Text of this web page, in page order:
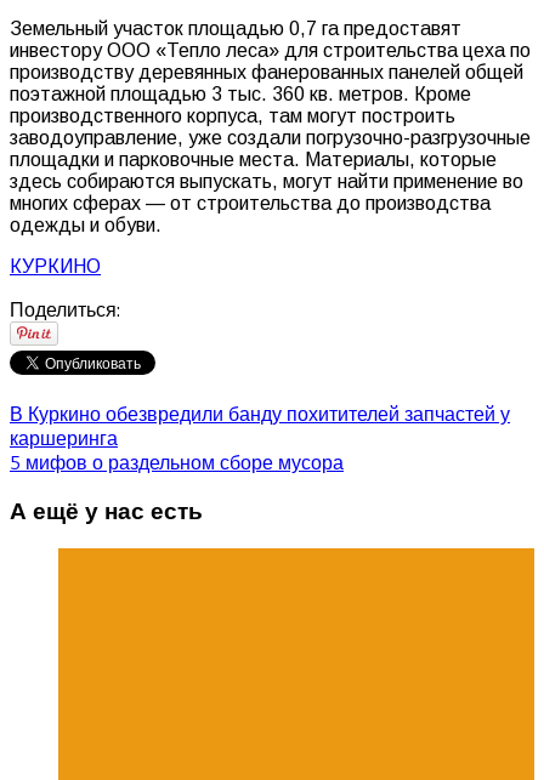
Земельный участок площадью 0,7 га предоставят
инвестору ООО «Тепло леса» для строительства цеха по
производству деревянных фанерованных панелей общей
поэтажной площадью 3 тыс. 360 кв. метров. Кроме
производственного корпуса, там могут построить
заводоуправление, уже создали погрузочно-разгрузочные
площадки и парковочные места. Материалы, которые
здесь собираются выпускать, могут найти применение во
многих сферах — от строительства до производства
одежды и обуви.
КУРКИНО
Поделиться:
В Куркино обезвредили банду похитителей запчастей у
каршеринга
5 мифов о раздельном сборе мусора
А ещё у нас есть